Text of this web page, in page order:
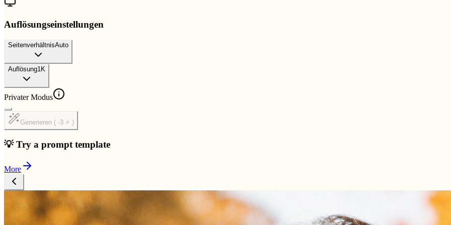
Auflösungseinstellungen
SeitenverhältnisAuto
Auflösung1K
Privater Modus
Generieren ( -3 ⚡ )
💡 Try a prompt template
More